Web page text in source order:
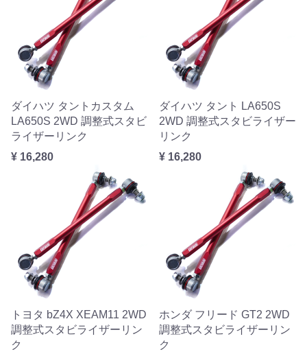
ダイハツ タントカスタム
LA650S 2WD 調整式スタビ
ライザーリンク
¥ 16,280
ダイハツ タント LA650S
2WD 調整式スタビライザー
リンク
¥ 16,280
トヨタ bZ4X XEAM11 2WD
調整式スタビライザーリン
ク
ホンダ フリード GT2 2WD
調整式スタビライザーリン
ク